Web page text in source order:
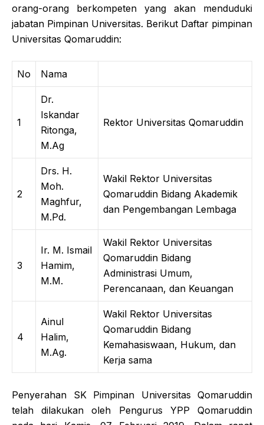
orang-orang berkompeten yang akan menduduki
jabatan Pimpinan Universitas. Berikut Daftar pimpinan
Universitas Qomaruddin:
No Nama
1
Dr.
Iskandar
Ritonga,
M.Ag
Rektor Universitas Qomaruddin
2
Drs. H.
Moh.
Maghfur,
M.Pd.
Wakil Rektor Universitas
Qomaruddin Bidang Akademik
dan Pengembangan Lembaga
3
Ir. M. Ismail
Hamim,
M.M.
Wakil Rektor Universitas
Qomaruddin Bidang
Administrasi Umum,
Perencanaan, dan Keuangan
4
Ainul
Halim,
M.Ag.
Wakil Rektor Universitas
Qomaruddin Bidang
Kemahasiswaan, Hukum, dan
Kerja sama
Penyerahan SK Pimpinan Universitas Qomaruddin
telah dilakukan oleh Pengurus YPP Qomaruddin